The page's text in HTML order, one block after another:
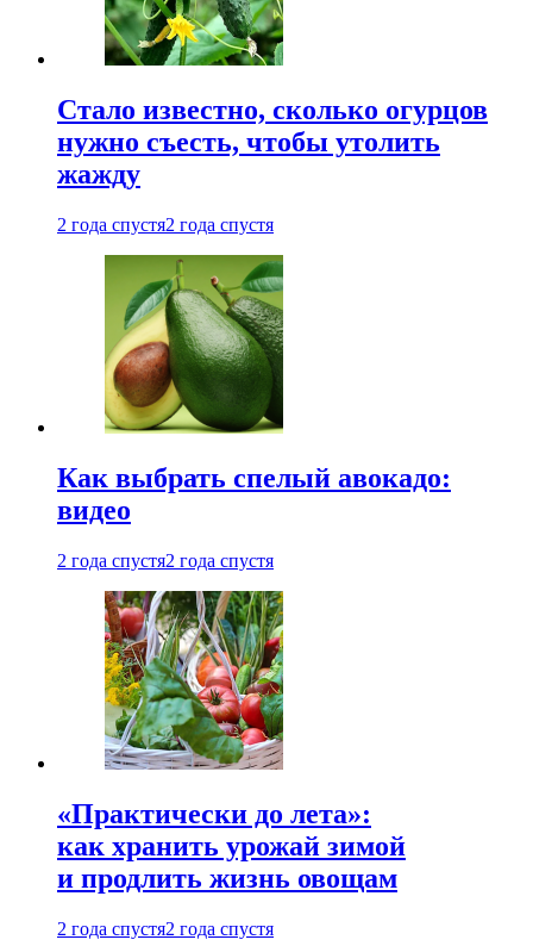
Стало известно, сколько огурцов
нужно съесть, чтобы утолить
жажду
2 года спустя2 года спустя
Как выбрать спелый авокадо:
видео
2 года спустя2 года спустя
«Практически до лета»:
как хранить урожай зимой
и продлить жизнь овощам
2 года спустя2 года спустя